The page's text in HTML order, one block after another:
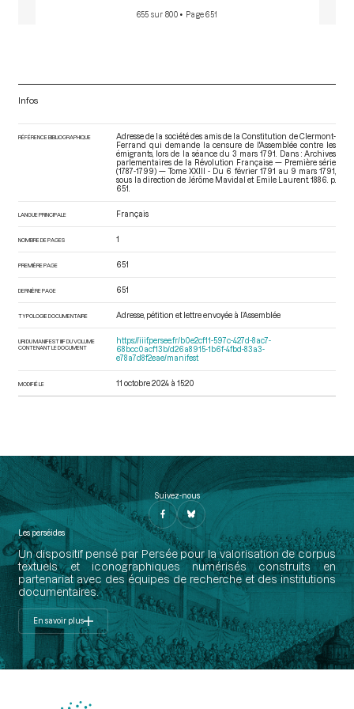
655 sur 800 • Page 651
Infos
RÉFÉRENCE BIBLIOGRAPHIQUE
Adresse de la société des amis de la Constitution de Clermont-
Ferrand qui demande la censure de l'Assemblée contre les
émigrants, lors de la séance du 3 mars 1791. Dans : Archives
parlementaires de la Révolution Française — Première série
(1787-1799) — Tome XXIII - Du 6 février 1791 au 9 mars 1791
sous la direction de Jérôme Mavidal et Emile Laurent. 1886. p.
651.
LANGUE PRINCIPALE Français
NOMBRE DE PAGES 1
PREMIÈRE PAGE 651
DERNIÈRE PAGE 651
TYPOLOGIE DOCUMENTAIRE Adresse, pétition et lettre envoyée à l’Assemblée
URI DU MANIFEST IIIF DU VOLUME
CONTENANT LE DOCUMENT
https://iiif.persee.fr/b0e2cf11-597c-427d-8ac7-
68bcc0acf13b/d26a8915-1b6f-4fbd-83a3-
e78a7d8f2eae/manifest
MODIFIÉ LE 11 octobre 2024 à 15:20
Suivez-nous
Les perséides
Un dispositif pensé par Persée pour la valorisation de corpus
textuels et iconographiques numérisés construits en
partenariat avec des équipes de recherche et des institutions
documentaires.
En savoir plus